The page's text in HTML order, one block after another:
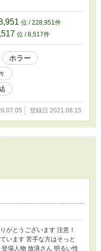
位 / 228,951件
位 / 8,517件
ホラー
登録日 2021.08.15
がとうございます 注意！
います 苦手な方はそっと
場人物 放浪さん 明るい性